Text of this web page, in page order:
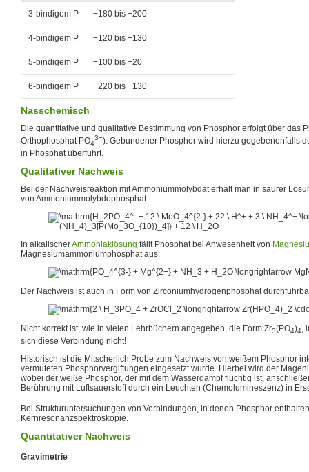
3-bindigem P −180 bis +200
4-bindigem P −120 bis +130
5-bindigem P −100 bis −20
6-bindigem P −220 bis −130
Nasschemisch
Die quantitative und qualitative Bestimmung von Phosphor erfolgt über das
Orthophosphat PO4
3−). Gebundener Phosphor wird hierzu gegebenenfalls
in Phosphat überführt.
Qualitativer Nachweis
Bei der Nachweisreaktion mit Ammoniummolybdat erhält man in saurer
von Ammoniummolybdophosphat:
In alkalischerAmmoniaklösung fällt Phosphat bei Anwesenheit von
Magnesiumammoniumphosphat aus:
Der Nachweis ist auch in Form von Zirconiumhydrogenphosphat
Nicht korrekt ist, wie in vielen Lehrbüchern angegeben, die Form Zr3(PO4)4,
sich diese Verbindung nicht!
Historisch ist die Mitscherlich Probe zum Nachweis von weißem Phosphor
vermuteten Phosphorvergiftungen eingesetzt wurde. Hierbei wird der
wobei der weiße Phosphor, der mit dem Wasserdampf flüchtig ist,
Berührung mit Luftsauerstoff durch ein Leuchten (Chemolumineszenz) in
Bei Strukturuntersuchungen von Verbindungen, in denen Phosphor
Kernresonanzspektroskopie.
Quantitativer Nachweis
Gravimetrie